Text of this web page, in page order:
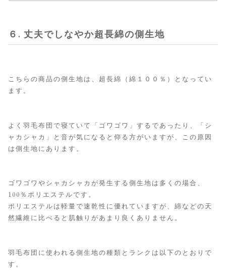
６. 丈夫でしなやか超長綿の側生地
こちらの商品の側生地は、超長綿（綿１００％）となってい
ます。
よく羽毛布団で寝ていて「ゴワゴワ」するであったり、「シ
ャカシャカ」と音が気になると仰る方がいますが、この原因
は側生地にあります。
ゴワゴワやシャカシャカが発生する側生地は多くの場合、
100％ポリエステルです。
ポリエステルは軽量で速乾性に優れていますが、綿などの天
然繊維に比べると肌触りがあまり良くありません。
羽毛布団に使われる側生地の種類とランクは以下のとおりで
す。